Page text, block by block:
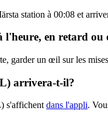
station à 00:08 et
l'heure, en retard ou
garder un œil sur les
arrivera-t-il?
s'affichent dans l'appli.